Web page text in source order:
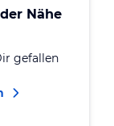
Nähe
gefallen